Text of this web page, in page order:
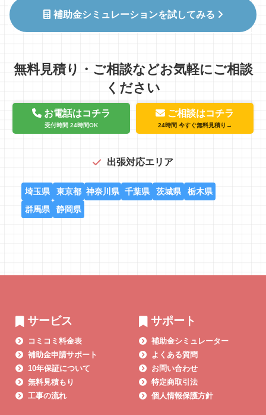
補助金シミュレーションを試してみる
無料見積り・ご相談などお気軽にご相談
ください
お電話はコチラ
受付時間 24時間OK
ご相談はコチラ
24時間 今すぐ無料見積り→
出張対応エリア
埼玉県 東京都 神奈川県 千葉県 茨城県
栃木県
群馬県
静岡県
サービス
コミコミ料金表
補助金申請サポート
10年保証について
無料見積もり
工事の流れ
サポート
補助金シミュレーター
よくある質問
お問い合わせ
特定商取引法
個人情報保護方針